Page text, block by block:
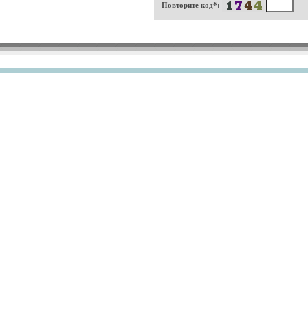
Повторите код*: